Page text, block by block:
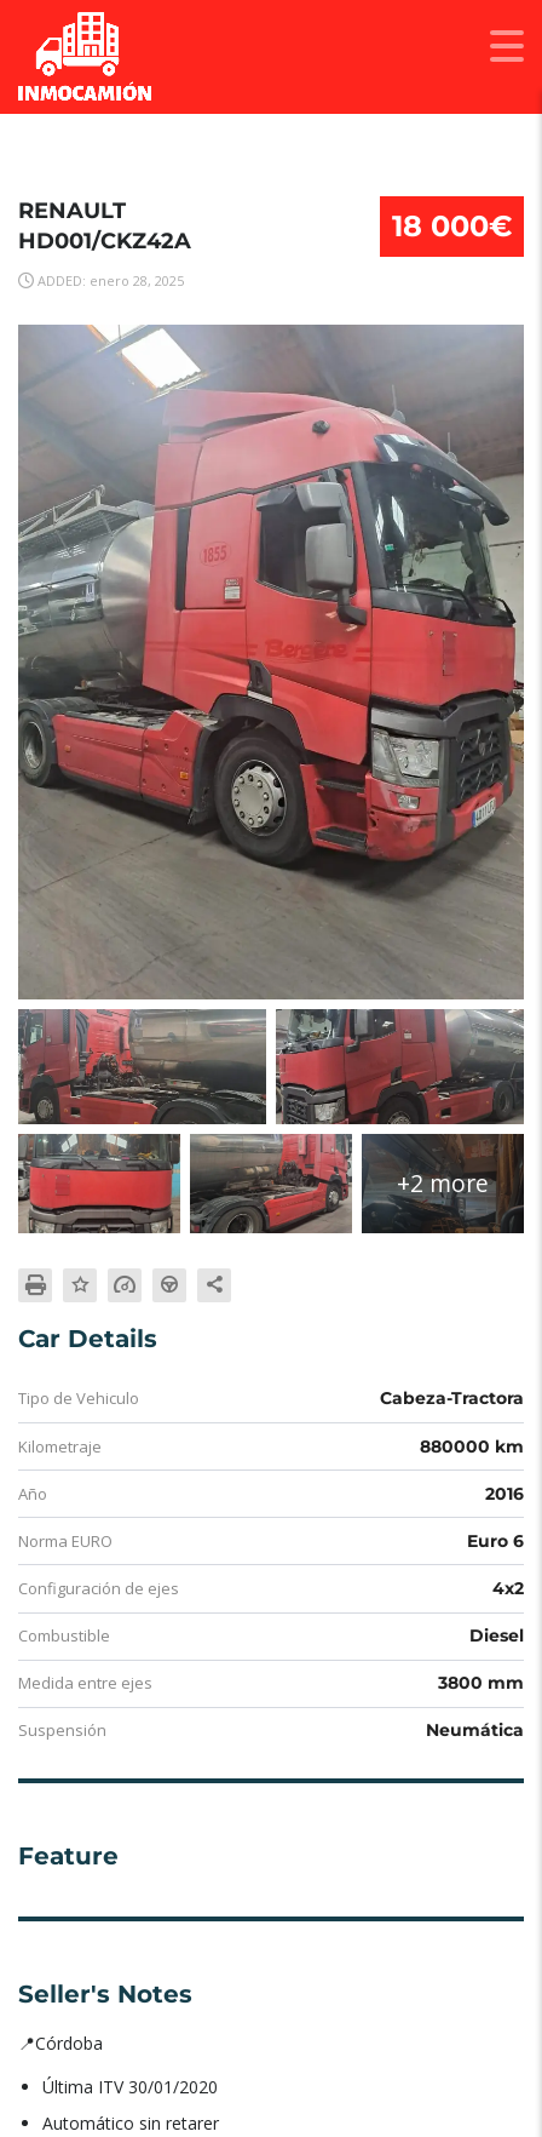
RENAULT
HD001/CKZ42A
ADDED: enero 28, 2025
18 000€
+2 more
Car Details
Tipo de Vehiculo Cabeza-Tractora
Kilometraje 880000 km
Año 2016
Norma EURO Euro 6
Configuración de ejes 4x2
Combustible Diesel
Medida entre ejes 3800 mm
Suspensión Neumática
Feature
Seller's Notes
📍Córdoba
Última ITV 30/01/2020
Automático sin retarer